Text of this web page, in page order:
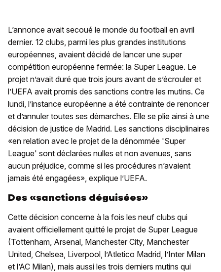
L’annonce avait secoué le monde du football en avril
dernier. 12 clubs, parmi les plus grandes institutions
européennes, avaient décidé de lancer une super
compétition européenne fermée: la Super League. Le
projet n’avait duré que trois jours avant de s’écrouler et
l’UEFA avait promis des sanctions contre les mutins. Ce
lundi, l’instance européenne a été contrainte de renoncer
et d’annuler toutes ses démarches. Elle se plie ainsi à une
décision de justice de Madrid. Les sanctions disciplinaires
«en relation avec le projet de la dénommée 'Super
League' sont déclarées nulles et non avenues, sans
aucun préjudice, comme si les procédures n’avaient
jamais été engagées», explique l’UEFA.
Des «sanctions déguisées»
Cette décision concerne à la fois les neuf clubs qui
avaient officiellement quitté le projet de Super League
(Tottenham, Arsenal, Manchester City, Manchester
United, Chelsea, Liverpool, l’Atletico Madrid, l’Inter Milan
et l’AC Milan), mais aussi les trois derniers mutins qui